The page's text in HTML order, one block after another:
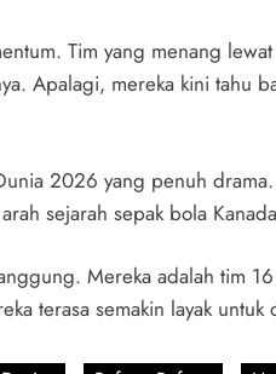
Tim yang menang
Apalagi, mereka kini tahu
2026 yang penuh drama.
sejarah sepak bola
Mereka adalah tim
terasa semakin layak untuk